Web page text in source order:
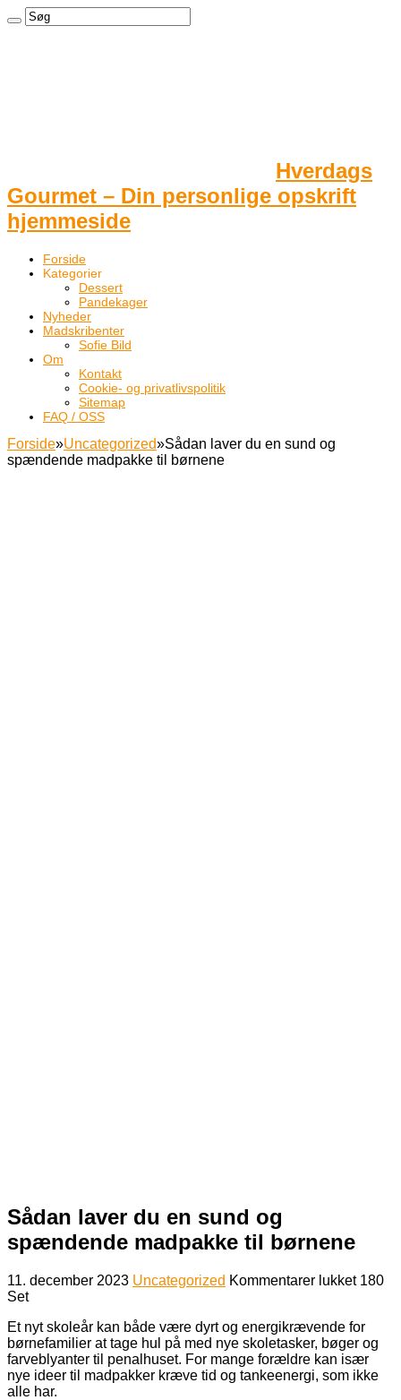
Hverdags
Gourmet – Din personlige opskrift
hjemmeside
Forside
Kategorier
Dessert
Pandekager
Nyheder
Madskribenter
Sofie Bild
Om
Kontakt
Cookie- og privatlivspolitik
Sitemap
FAQ / OSS
Forside»Uncategorized»Sådan laver du en sund og
spændende madpakke til børnene
Sådan laver du en sund og
spændende madpakke til børnene
11. december 2023 Uncategorized Kommentarer lukkettil
du
en
sund
og
180
Set
Et nyt skoleår kan både være dyrt og energikrævende for
børnefamilier at tage hul på med nye skoletasker, bøger og
farveblyanter til penalhuset. For mange forældre kan især
nye ideer til madpakker kræve tid og tankeenergi, som ikke
alle har.